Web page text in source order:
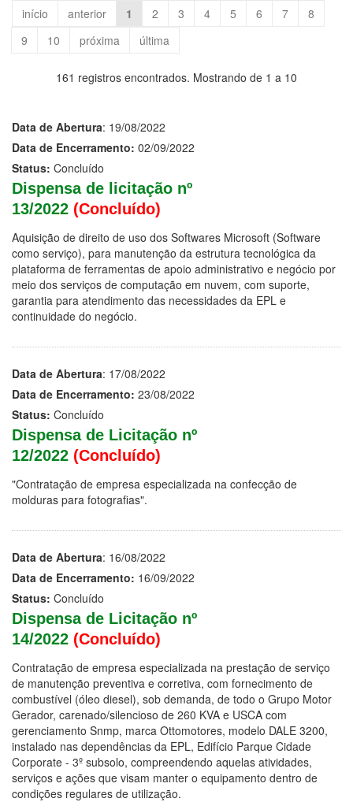
início anterior 1 2 3 4 5 6 7
8
9
10 próxima última
161 registros encontrados. Mostrando de 1 a 10
Data de Abertura: 19/08/2022
Data de Encerramento: 02/09/2022
Status: Concluído
Dispensa de licitação nº
13/2022 (Concluído)
Aquisição de direito de uso dos Softwares Microsoft (Software
como serviço), para manutenção da estrutura tecnológica da
plataforma de ferramentas de apoio administrativo e negócio por
meio dos serviços de computação em nuvem, com suporte,
garantia para atendimento das necessidades da EPL e
continuidade do negócio.
Data de Abertura: 17/08/2022
Data de Encerramento: 23/08/2022
Status: Concluído
Dispensa de Licitação nº
12/2022 (Concluído)
"Contratação de empresa especializada na confecção de
molduras para fotografias".
Data de Abertura: 16/08/2022
Data de Encerramento: 16/09/2022
Status: Concluído
Dispensa de Licitação nº
14/2022 (Concluído)
Contratação de empresa especializada na prestação de serviço
de manutenção preventiva e corretiva, com fornecimento de
combustível (óleo diesel), sob demanda, de todo o Grupo Motor
Gerador, carenado/silencioso de 260 KVA e USCA com
gerenciamento Snmp, marca Ottomotores, modelo DALE 3200,
instalado nas dependências da EPL, Edifício Parque Cidade
Corporate - 3º subsolo, compreendendo aquelas atividades,
serviços e ações que visam manter o equipamento dentro de
condições regulares de utilização.